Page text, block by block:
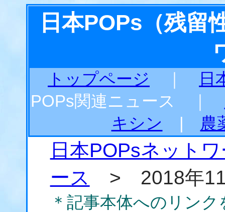
日本POPs（残留
トップページ
日
POPs関連ニュース ｜
キシン
農
日本POPsネット
ース
> 2018年
＊記事本体へのリン